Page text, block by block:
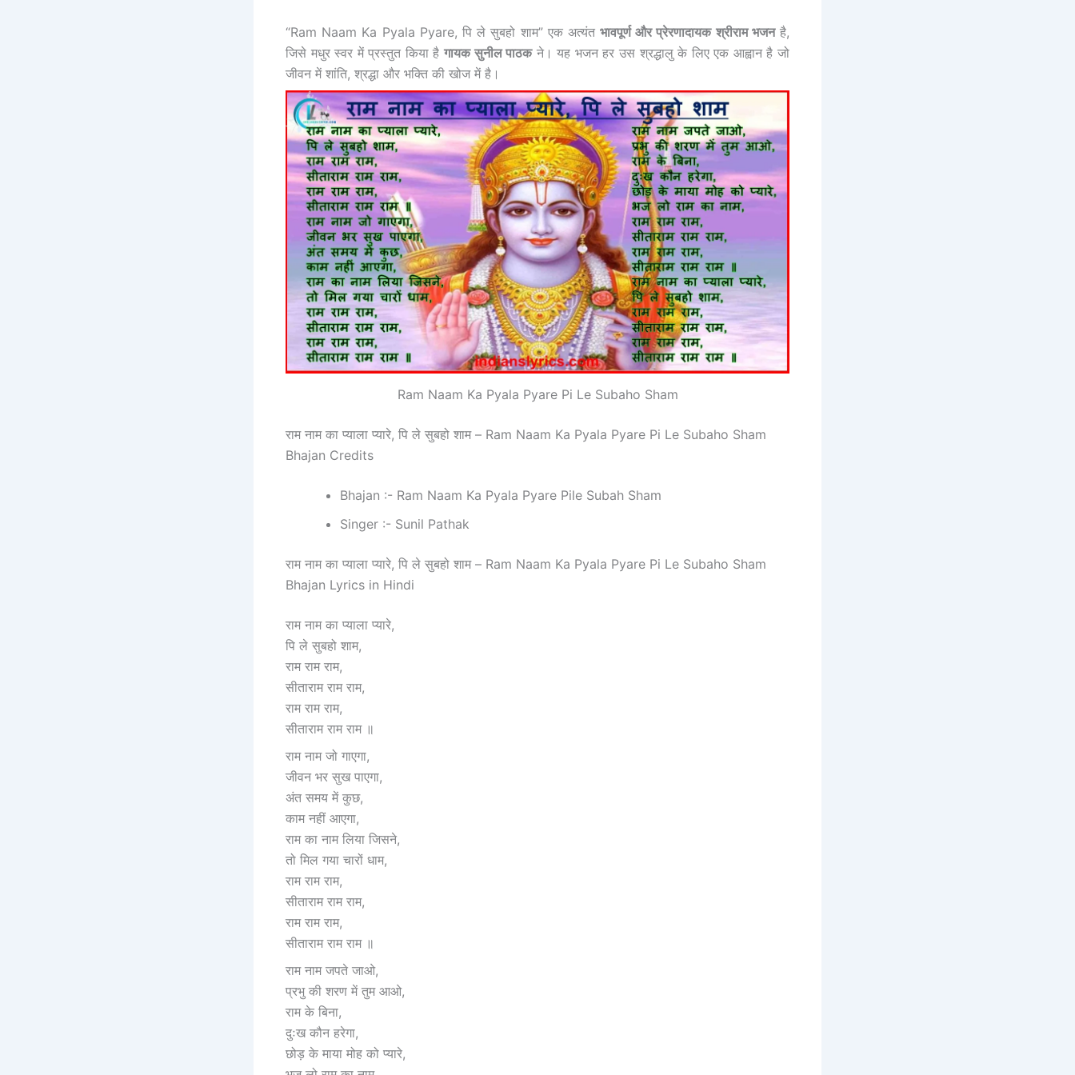
“Ram Naam Ka Pyala Pyare, पि ले सुबहो शाम” एक अत्यंतभावपूर्ण और प्रेरणादायक श्रीराम भजनहै,
जिसे मधुर स्वर में प्रस्तुत किया है गायक सुनील पाठकने। यह भजन हर उस श्रद्धालु के लिए एक आह्वान है जो
जीवन में शांति, श्रद्धा और भक्ति की खोज में है।
Ram Naam Ka Pyala Pyare Pi Le Subaho Sham
राम नाम का प्याला प्यारे, पि ले सुबहो शाम – Ram Naam Ka Pyala Pyare Pi Le Subaho Sham
Bhajan Credits
Bhajan :- Ram Naam Ka Pyala Pyare Pile Subah Sham
Singer :- Sunil Pathak
राम नाम का प्याला प्यारे, पि ले सुबहो शाम – Ram Naam Ka Pyala Pyare Pi Le Subaho Sham
Bhajan Lyrics in Hindi
राम नाम का प्याला प्यारे,
पि ले सुबहो शाम,
राम राम राम,
सीताराम राम राम,
राम राम राम,
सीताराम राम राम ॥
राम नाम जो गाएगा,
जीवन भर सुख पाएगा,
अंत समय में कुछ,
काम नहीं आएगा,
राम का नाम लिया जिसने,
तो मिल गया चारों धाम,
राम राम राम,
सीताराम राम राम,
राम राम राम,
सीताराम राम राम ॥
राम नाम जपते जाओ,
प्रभु की शरण में तुम आओ,
राम के बिना,
दुःख कौन हरेगा,
छोड़ के माया मोह को प्यारे,